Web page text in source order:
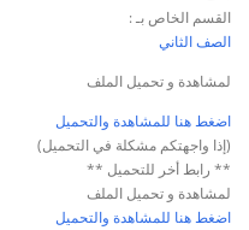
القسم الخاص بـ :
الصف الثاني
لمشاهدة و تحميل الملف
اضغط هنا للمشاهدة والتحميل
(إذا واجهتكم مشكلة في التحميل)
** رابط أخر للتحميل **
لمشاهدة و تحميل الملف
اضغط هنا للمشاهدة والتحميل